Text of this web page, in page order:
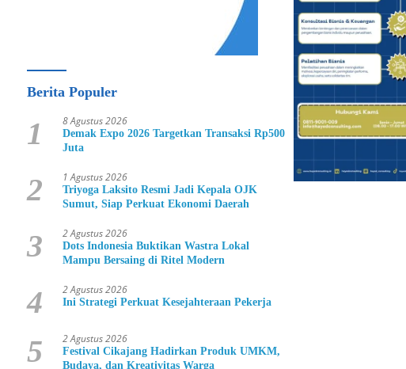
Berita Populer
1 8 Agustus 2026
Demak Expo 2026 Targetkan Transaksi Rp500
Juta
2 1 Agustus 2026
Triyoga Laksito Resmi Jadi Kepala OJK
Sumut, Siap Perkuat Ekonomi Daerah
3 2 Agustus 2026
Dots Indonesia Buktikan Wastra Lokal
Mampu Bersaing di Ritel Modern
4 2 Agustus 2026
Ini Strategi Perkuat Kesejahteraan Pekerja
5 2 Agustus 2026
Festival Cikajang Hadirkan Produk UMKM,
Budaya, dan Kreativitas Warga